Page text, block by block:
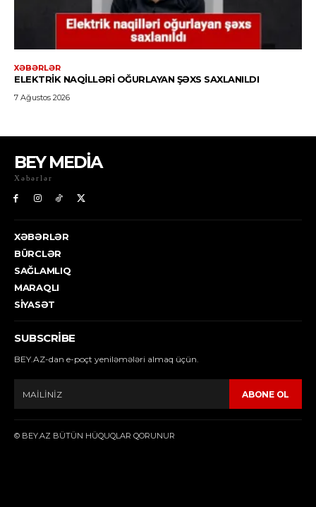
BEY MEDİA
Xəbərlər
XƏBƏRLƏR
BÜRCLƏR
SAĞLAMLIQ
MARAQLI
SIYASƏT
SUBSCRIBE
BEY.AZ-dan e-poçt yeniləmələri almaq üçün.
ABONE OL
© BEY.AZ BÜTÜN HÜQUQLAR QORUNUR